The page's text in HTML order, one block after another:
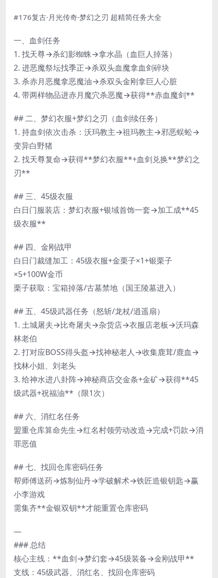
#176复古·月光传奇·梦幻之刃 超精简任务大全
一、血剑任务
1. 找天尊→杀幻影蜘蛛→拿水晶（血巨人掉落）
2. 进恶魔祭坛找季正→杀双头血魔拿血剑碎块
3. 杀赤月恶魔拿恶魔油→杀双头金刚拿巨人心脏
4. 带两样物品进赤月魔穴杀恶魔→获得**赤血魔剑**
## 二、梦幻衣服+梦幻之刃（血剑续任务）
1. 持血剑依次击杀：沃玛教主→祖玛教主→邪恶蜈蚣→
变异白野猪
2. 找天尊复命→获得**梦幻衣服**+血剑兑换**梦幻之
刃**
## 三、45级衣服
白日门服装店：梦幻衣服+银域首饰一套→加工成**45
级衣服**
## 四、金刚战甲
白日门裁缝加工：45级衣服+金栗子×1+银栗子
×5+100W金币
栗子获取：宝箱掉落/古墓禁地（国王陵墓进入）
## 五、45级武器任务（怒斩/龙杖/逍遥扇）
1. 土城屠夫→比奇屠夫→杂货店→衣服店老板→沃玛森
林老伯
2. 打对应BOSS得头盔→找神秘老人→收集鹿茸/鹿血→
找林小姐、刘老头
3. 给神水进八卦阵→神秘商店交金条+金矿→获得**45
级武器+祝福油**（限1次）
## 六、消红名任务
盟重仓库算命先生→红名村领劳动改造→完成+罚款→消
罪恶值
## 七、找回仓库密码任务
帮师傅送药→炼制仙丹→学破解术→铁匠造银钥匙→赢
小李游戏
需集齐**金银双钥**才能重置仓库密码
—
### 总结
核心主线：**血剑→梦幻套→45级装备→金刚战甲**
支线：45级武器、消红名、找回仓库密码